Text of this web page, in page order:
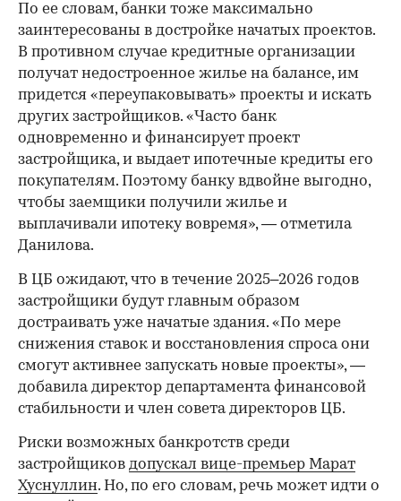
00:00 / 00:00
По ее словам, банки тоже максимально
заинтересованы в достройке начатых проектов.
В противном случае кредитные организации
получат недостроенное жилье на балансе, им
придется «переупаковывать» проекты и искать
других застройщиков. «Часто банк
одновременно и финансирует проект
застройщика, и выдает ипотечные кредиты его
покупателям. Поэтому банку вдвойне выгодно,
чтобы заемщики получили жилье и
выплачивали ипотеку вовремя», — отметила
Данилова.
В ЦБ ожидают, что в течение 2025–2026 годов
застройщики будут главным образом
достраивать уже начатые здания. «По мере
снижения ставок и восстановления спроса они
смогут активнее запускать новые проекты», —
добавила директор департамента финансовой
стабильности и член совета директоров ЦБ.
Риски возможных банкротств среди
застройщиков допускал вице-премьер Марат
Хуснуллин. Но, по его словам, речь может идти о